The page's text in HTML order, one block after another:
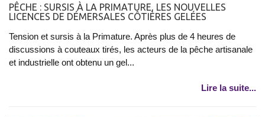
PÊCHE : SURSIS À LA PRIMATURE, LES NOUVELLES
LICENCES DE DÉMERSALES CÔTIÈRES GELÉES
Tension et sursis à la Primature. Après plus de 4 heures de
discussions à couteaux tirés, les acteurs de la pêche artisanale
et industrielle ont obtenu un gel...
Lire la suite...